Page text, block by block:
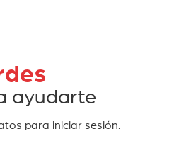
ayudarte
para iniciar sesión.